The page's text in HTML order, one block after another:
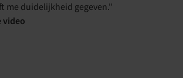
me duidelijkheid gegeven."
video